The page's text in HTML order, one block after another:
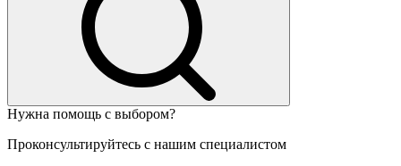
Нужна помощь с выбором?
Проконсультируйтесь с нашим специалистом